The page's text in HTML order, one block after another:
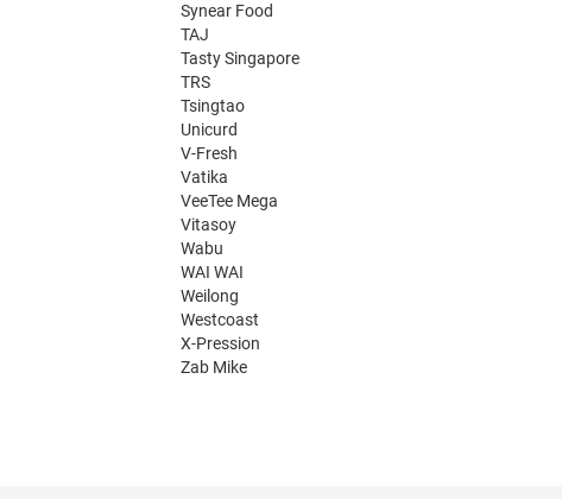
Synear Food
TAJ
Tasty Singapore
TRS
Tsingtao
Unicurd
V-Fresh
Vatika
VeeTee Mega
Vitasoy
Wabu
WAI WAI
Weilong
Westcoast
X-Pression
Zab Mike